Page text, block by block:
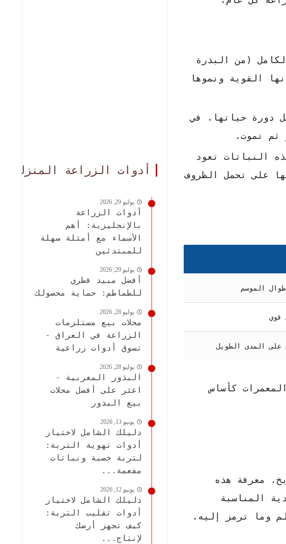
(من البذرة
القوية ونموها
دورة حياتها. في
ثم تموت.
النباتات تعود
على تحمل الظروف
الموسم
قوي
على المدى الطويل
كأساس
معرفة هذه
المناسبة
وما ترمز إليه.
أدوات الزراعة المنزلية
يوليو 29, 2026
أدوات الزراعة
بالإنجليزية: أهم
الأسماء مع أمثلة سهلة
للمبتدئين
يوليو 29, 2026
أفضل مبيد فطري
للطماطم: حماية محصولك
يوليو 28, 2026
محلات بيع مستلزمات
الزراعة في العراق -
تسوق أدوات زراعية
يوليو 28, 2026
البذور المغربية -
اعثر على أفضل محلات
بيع البذور
يونيو 13, 2026
دليلك الشامل لاختيار
أدوات تهوية التربة:
لتربة خصبة ونباتات
مفعمة...
يونيو 12, 2026
دليلك الشامل لاختيار
أدوات تقليب التربة:
كيف تجهز أرضك
لإنتاج...